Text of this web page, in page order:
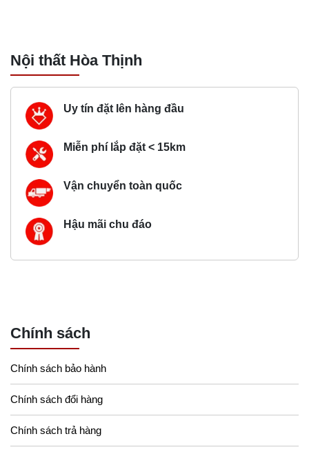
Nội thất Hòa Thịnh
Uy tín đặt lên hàng đầu
Miễn phí lắp đặt < 15km
Vận chuyển toàn quốc
Hậu mãi chu đáo
Chính sách
Chính sách bảo hành
Chính sách đổi hàng
Chính sách trả hàng